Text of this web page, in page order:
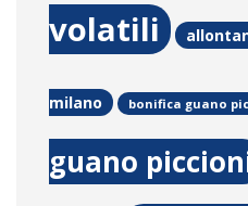
volatili
milano bonifica guano
guano